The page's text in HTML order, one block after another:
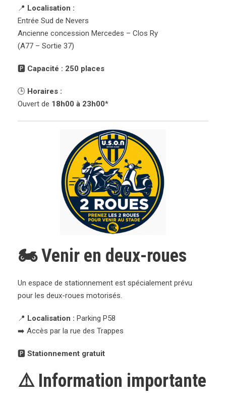
📍 Localisation :
Entrée Sud de Nevers
Ancienne concession Mercedes – Clos Ry
(A77 – Sortie 37)
🅿️ Capacité : 250 places
🕒 Horaires :
Ouvert de 18h00 à 23h00*
🏍️ Venir en deux-roues
Un espace de stationnement est spécialement prévu
pour les deux-roues motorisés.
📍 Localisation : Parking P58
➡️ Accès par la rue des Trappes
🅿️ Stationnement gratuit
⚠️ Information importante